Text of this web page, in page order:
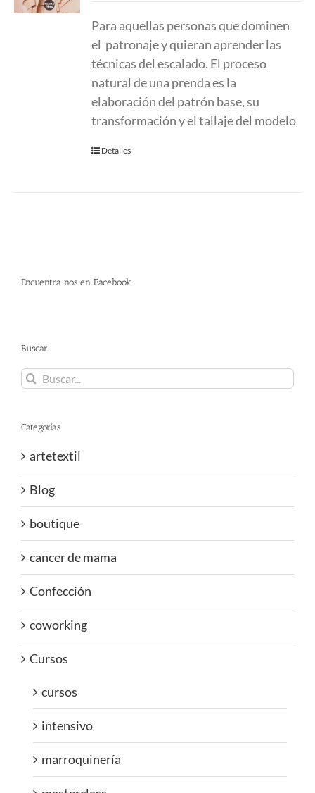
Para aquellas personas que dominen
el patronaje y quieran aprender las
técnicas del escalado. El proceso
natural de una prenda es la
elaboración del patrón base, su
transformación y el tallaje del modelo
Detalles
Encuentra nos en Facebook
Buscar
Buscar:
Categorías
artetextil
Blog
boutique
cancer de mama
Confección
coworking
Cursos
cursos
intensivo
marroquinería